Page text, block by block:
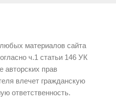
материалов сайта
ч.1 статьи 146 УК
авторских прав
влечет гражданскую
ответственность.